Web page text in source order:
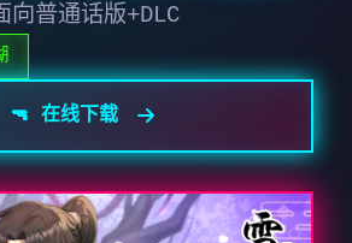
普通话版+DLC
🔫 在线下载